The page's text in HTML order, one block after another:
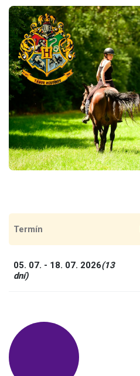
Termín
05. 07. - 18. 07. 2026(13
dní)